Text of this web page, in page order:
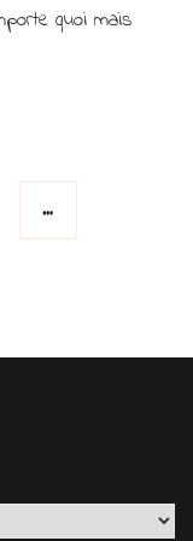
quoi mais
…